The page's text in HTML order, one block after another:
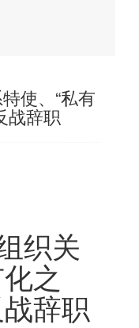
使、“私有
战辞职
织关
之
辞职